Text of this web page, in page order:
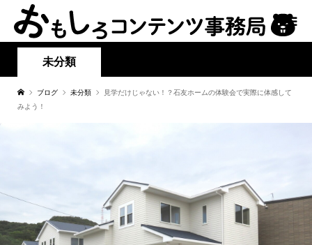
未分類
ブログ 未分類
見学だけじゃない！？石友ホームの体験会で実際に体感して
みよう！